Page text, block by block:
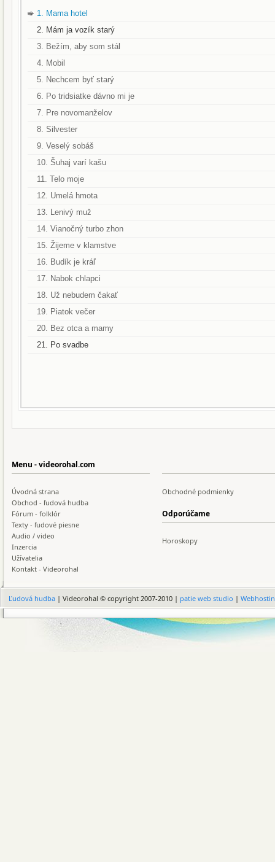
1. Mama hotel
2. Mám ja vozík starý
3. Bežím, aby som stál
4. Mobil
5. Nechcem byť starý
6. Po tridsiatke dávno mi je
7. Pre novomanželov
8. Silvester
9. Veselý sobáš
10. Šuhaj varí kašu
11. Telo moje
12. Umelá hmota
13. Lenivý muž
14. Vianočný turbo zhon
15. Žijeme v klamstve
16. Budík je kráľ
17. Nabok chlapci
18. Už nebudem čakať
19. Piatok večer
20. Bez otca a mamy
21. Po svadbe
Menu - videorohal.com
Úvodná strana
Obchod - ľudová hudba
Fórum - folklór
Texty - ľudové piesne
Audio / video
Inzercia
Užívatelia
Kontakt - Videorohal
Obchodné podmienky
Odporúčame
Horoskopy
Ľudová hudba | Videorohal © copyright 2007-2010 | patie web studio |